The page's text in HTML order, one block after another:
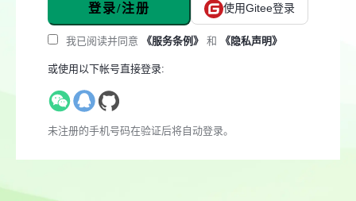
登录/注册 使用Gitee登录
我已阅读并同意 《服务条例》 和 《隐私声明》
或使用以下帐号直接登录:
未注册的手机号码在验证后将自动登录。